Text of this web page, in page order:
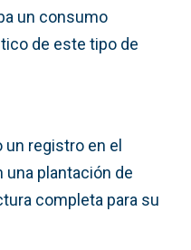
un consumo
de este tipo de
un registro en el
una plantación de
completa para su